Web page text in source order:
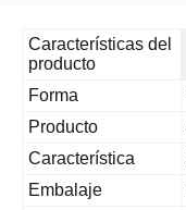
Características del
producto
Forma
Producto
Característica
Embalaje